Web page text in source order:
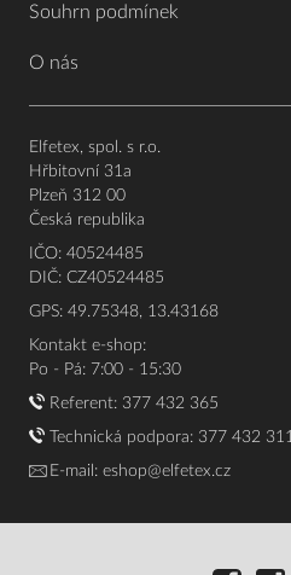
Souhrn podmínek
O nás
Elfetex, spol. s r.o.
Hřbitovní 31a
Plzeň 312 00
Česká republika
IČO: 40524485
DIČ: CZ40524485
GPS: 49.75348, 13.43168
Kontakt e-shop:
Po - Pá: 7:00 - 15:30
Referent: 377 432 365
Technická podpora: 377 432 311
E-mail: eshop@elfetex.cz